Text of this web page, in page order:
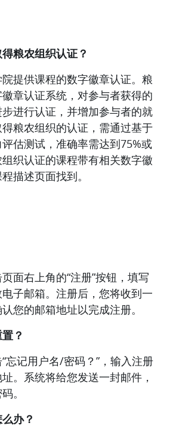
粮农组织认证？
提供课程的数字徽章认证。粮
章认证系统，对参与者获得的
进行认证，并增加参与者的就
粮农组织的认证，需通过基于
估测试，准确率需达到75%或
织认证的课程带有相关数字徽
描述页面找到。
面右上角的“注册”按钮，填写
子邮箱。注册后，您将收到一
您的邮箱地址以完成注册。
？
忘记用户名/密码？”，输入注册
。系统将给您发送一封邮件，
。
办？